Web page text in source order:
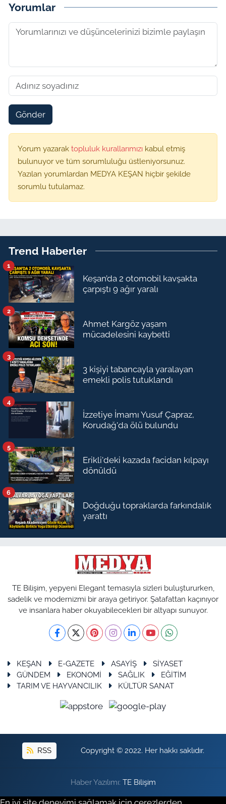
Yorumlar
Gönder
Yorum yazarak topluluk kurallarımızı kabul etmiş
bulunuyor ve tüm sorumluluğu üstleniyorsunuz.
Yazılan yorumlardan MEDYA KEŞAN hiçbir şekilde
sorumlu tutulamaz.
Trend Haberler
Keşan’da 2 otomobil kavşakta
çarpıştı 9 ağır yaralı
1
Ahmet Kargöz yaşam
mücadelesini kaybetti
2
3 kişiyi tabancayla yaralayan
emekli polis tutuklandı
3
İzzetiye İmamı Yusuf Çapraz,
Korudağ'da ölü bulundu
4
Erikli'deki kazada facidan kılpayı
dönüldü
5
Doğduğu topraklarda farkındalık
yarattı
6
TE Bilişim, yepyeni Elegant temasıyla sizleri buluştururken,
sadelik ve modernizmi bir araya getiriyor. Şatafattan kaçınıyor
ve insanlara haber okuyabilecekleri bir altyapı sunuyor.
KEŞAN E-GAZETE ASAYİŞ
SİYASET
GÜNDEM
EKONOMİ SAĞLIK
EĞİTİM
TARIM VE HAYVANCILIK
KÜLTÜR SANAT
RSS Copyright © 2022. Her hakkı saklıdır.
Haber Yazılımı: TE Bilişim